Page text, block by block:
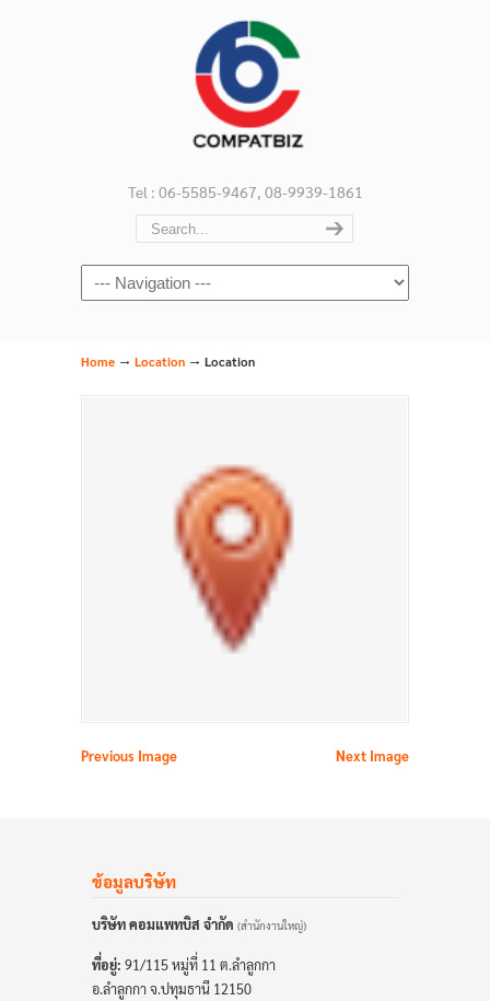
Tel : 06-5585-9467, 08-9939-1861
Navigation
Home → Location → Location
Previous Image Next Image
ข้อมูลบริษัท
บริษัท คอมแพทบิส จำกัด (สำนักงานใหญ่)
ที่อยู่: 91/115 หมู่ที่ 11 ต.ลำลูกกา
อ.ลำลูกกา จ.ปทุมธานี 12150